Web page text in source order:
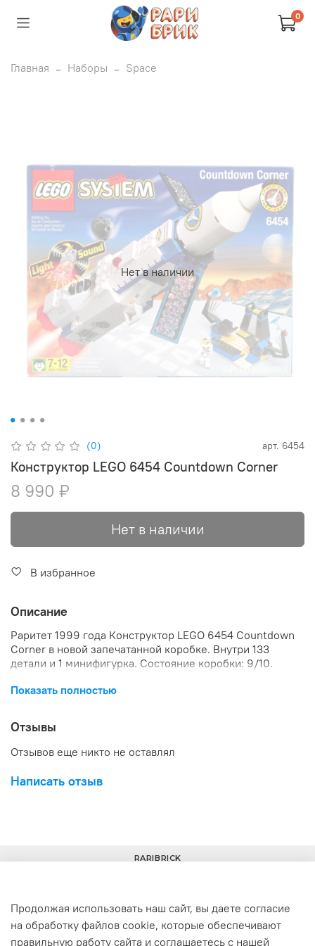
0
Главная Наборы Space
Нет в наличии
(0) арт. 6454
Конструктор LEGO 6454 Countdown Corner
8 990 ₽
Нет в наличии
В избранное
Описание
Раритет 1999 года Конструктор LEGO 6454 Countdown
Corner в новой запечатанной коробке. Внутри 133
детали и 1 минифигурка. Состояние коробки: 9/10.
Показать полностью
Отзывы
Отзывов еще никто не оставлял
Написать отзыв
+7(977) 633-00-30 info@raribrick.ru
RARIBRICK
Продолжая использовать наш сайт, вы даете согласие
на обработку файлов cookie, которые обеспечивают
правильную работу сайта и соглашаетесь с нашей